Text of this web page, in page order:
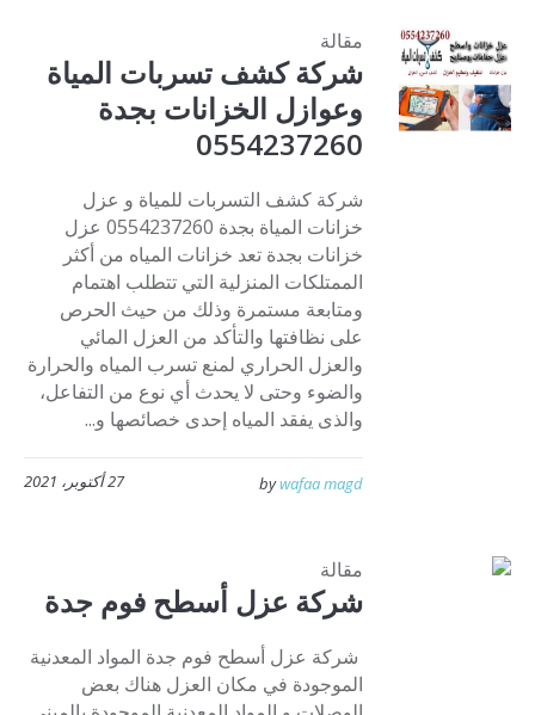
مقالة
شركة كشف تسربات المياة
وعوازل الخزانات بجدة
0554237260
شركة كشف التسربات للمياة و عزل
خزانات المياة بجدة 0554237260 عزل
خزانات بجدة تعد خزانات المياه من أكثر
الممتلكات المنزلية التي تتطلب اهتمام
ومتابعة مستمرة وذلك من حيث الحرص
على نظافتها والتأكد من العزل المائي
والعزل الحراري لمنع تسرب المياه والحرارة
والضوء وحتى لا يحدث أي نوع من التفاعل،
والذى يفقد المياه إحدى خصائصها و...
27 أكتوبر، 2021 bywafaa magd
مقالة
شركة عزل أسطح فوم جدة
شركة عزل أسطح فوم جدة المواد المعدنية
الموجودة في مكان العزل هناك بعض